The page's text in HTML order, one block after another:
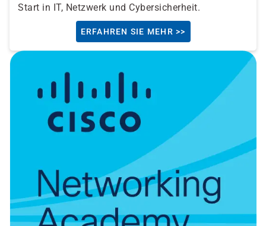
Start in IT, Netzwerk und Cybersicherheit.
ERFAHREN SIE MEHR >>